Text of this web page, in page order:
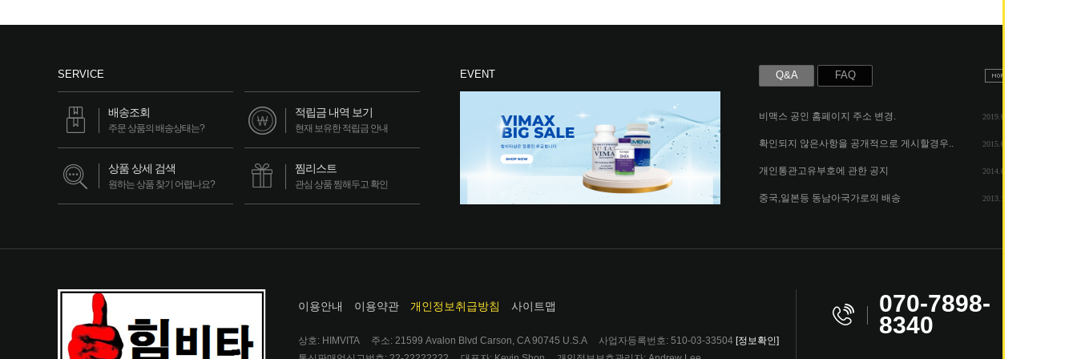
SERVICE
배송조회
주문 상품의 배송상태는?
적립금 내역 보기
현재 보유한 적립금 안내
상품 상세 검색
원하는 상품 찾기 어렵나요?
찜리스트
관심 상품 찜해두고 확인
EVENT Q&A FAQ
비맥스 공인 홈페이지 주소 변경. 2019.05.07
확인되지 않은사항을 공개적으로 게시할경우.. 2015.06.25
개인통관고유부호에 관한 공지 2014.08.06
중국,일본등 동남아국가로의 배송 2013.11.26
이용안내 이용약관 개인정보취급방침 사이트맵
상호: HIMVITA 주소: 21599 Avalon Blvd Carson, CA 90745 U.S.A 사업자등록번호: 510-03-33504 [정보확인]
8340